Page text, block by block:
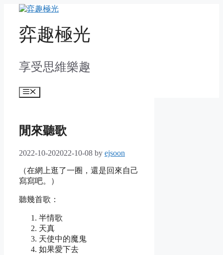
content弈趣極光
享受思維樂趣
Menu
閒來聽歌
2022-10-202022-10-08 by ejsoon
（在網上逛了一圈，還是回來自己
寫寫吧。）
聽幾首歌：
半情歌
天真
天使中的魔鬼
如果愛下去